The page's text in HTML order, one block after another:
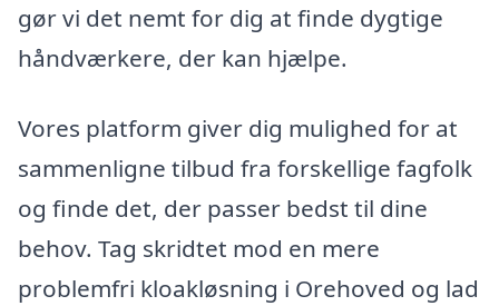
gør vi det nemt for dig at finde dygtige
håndværkere, der kan hjælpe.
Vores platform giver dig mulighed for at
sammenligne tilbud fra forskellige fagfolk
og finde det, der passer bedst til dine
behov. Tag skridtet mod en mere
problemfri kloakløsning i Orehoved og lad